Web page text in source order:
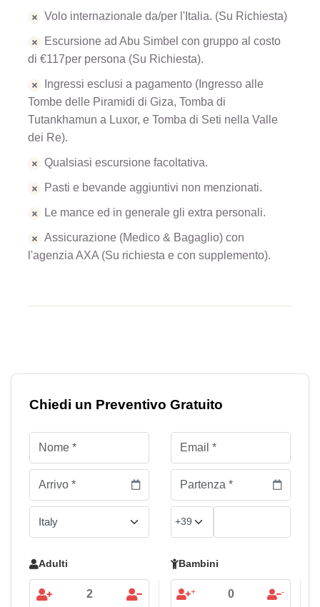
Volo internazionale da/per l'Italia. (Su Richiesta)
Escursione ad Abu Simbel con gruppo al costo
di €117per persona (Su Richiesta).
Ingressi esclusi a pagamento (Ingresso alle
Tombe delle Piramidi di Giza, Tomba di
Tutankhamun a Luxor, e Tomba di Seti nella Valle
dei Re).
Qualsiasi escursione facoltativa.
Pasti e bevande aggiuntivi non menzionati.
Le mance ed in generale gli extra personali.
Assicurazione (Medico & Bagaglio) con
l'agenzia AXA (Su richiesta e con supplemento).
Chiedi un Preventivo Gratuito
Adulti Bambini
+ -